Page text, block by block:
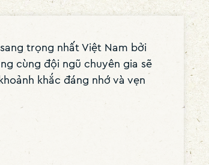
trọng nhất Việt Nam bởi
cùng đội ngũ chuyên gia sẽ
khắc đáng nhớ và vẹn